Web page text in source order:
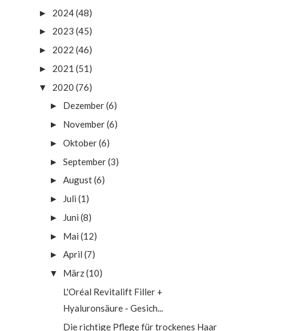
► 2024(48)
► 2023 (45)
► 2022 (46)
► 2021 (51)
▼ 2020 (76)
► Dezember(6)
► November(6)
► Oktober(6)
► September(3)
► August(6)
► Juli (1)
► Juni (8)
► Mai (12)
► April (7)
▼ März(10)
L'Oréal Revitalift Filler +
Hyaluronsäure - Gesich...
Die richtige Pflege für trockenes Haar